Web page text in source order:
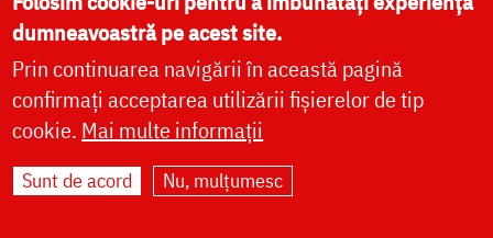
HRAMUL SFINTEI CUVIOASE PARASCHEVA
AUTORI
PĂRINȚI DUHOVNICEȘTI
MAICI CU VIAȚĂ DUHOVNICEASCĂ
dumneavoastră pe acest site.
Prin continuarea navigării în această pagină
confirmați acceptarea utilizării fișierelor de tip
cookie. Mai multe informații
Sunt de acord Nu, mulțumesc